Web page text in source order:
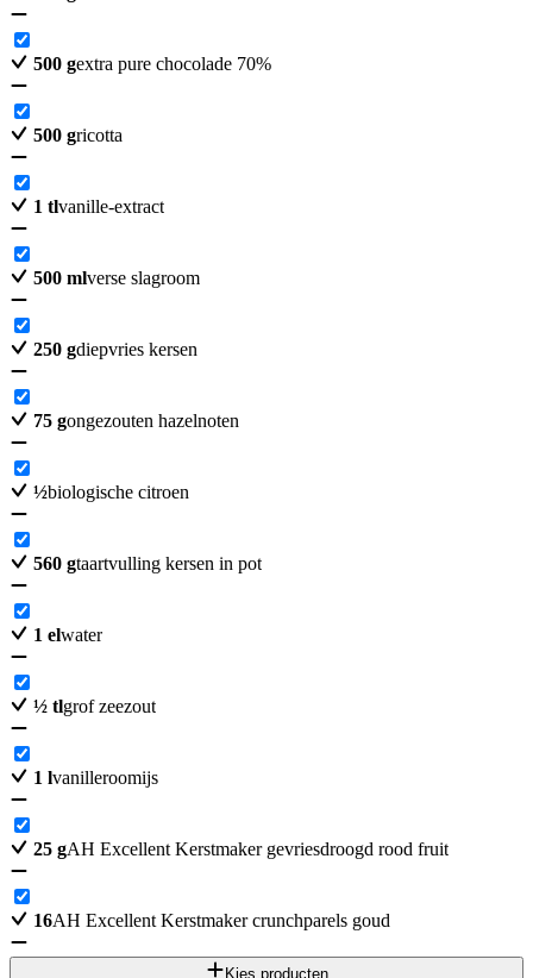
500 gextra pure chocolade 70%
500 gricotta
1 tlvanille-extract
500 mlverse slagroom
250 gdiepvries kersen
75 gongezouten hazelnoten
½biologische citroen
560 gtaartvulling kersen in pot
1 elwater
½ tlgrof zeezout
1 lvanilleroomijs
25 gAH Excellent Kerstmaker gevriesdroogd rood fruit
16AH Excellent Kerstmaker crunchparels goud
Kies producten